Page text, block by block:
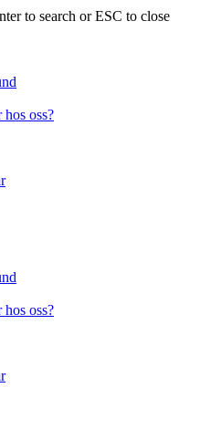
to search or ESC to close
oss?
oss?